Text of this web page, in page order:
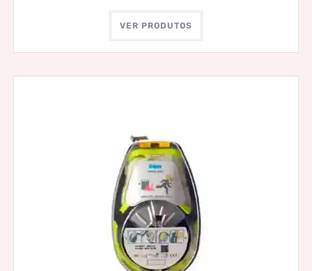
VER PRODUTOS